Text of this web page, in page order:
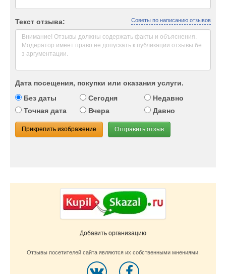
Текст отзыва: Советы по написанию отзывов
Дата посещения, покупки или оказания услуги.
Без даты
Сегодня
Недавно
Точная дата
Вчера Давно
Прикрепить изображение Отправить отзыв
Добавить организацию
Отзывы посетителей сайта являются их собственными мнениями.